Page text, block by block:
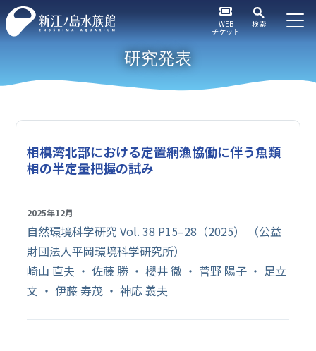
WEB
チケット
検索
研究発表
相模湾北部における定置網漁協働に伴う魚類
相の半定量把握の試み
2025年12月
自然環境科学研究 Vol. 38 P15–28（2025） （公益
財団法人平岡環境科学研究所）
崎山 直夫 ・ 佐藤 勝 ・ 櫻井 徹 ・ 菅野 陽子 ・ 足立
文 ・ 伊藤 寿茂 ・ 神応 義夫